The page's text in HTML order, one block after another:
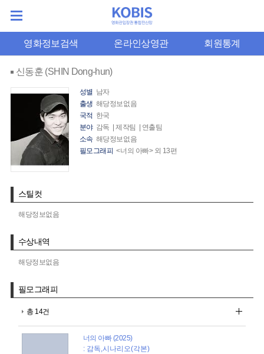
영화정보검색 온라인상영관 회원통계
신동훈 (SHIN Dong-hun)
성별 남자
출생 해당정보없음
국적 한국
분야 감독 | 제작팀 | 연출팀
소속 해당정보없음
필모그래피 <너의 아빠> 외 13편
스틸컷
해당정보없음
수상내역
해당정보없음
필모그래피
총 14건
너의 아빠 (2025)
: 감독,시나리오(각본)